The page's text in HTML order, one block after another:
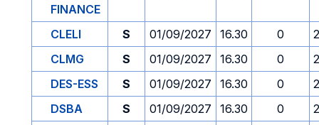
FINANCE
CLELI S 01/09/2027 16.30 0
CLMG
S 01/09/2027 16.30 0
DES-ESS
S 01/09/2027 16.30 0
DSBA
S 01/09/2027 16.30 0